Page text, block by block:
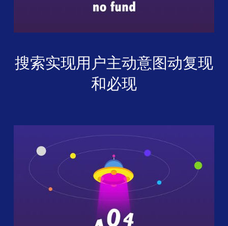
搜索实现用户主动意图动复现
和必现